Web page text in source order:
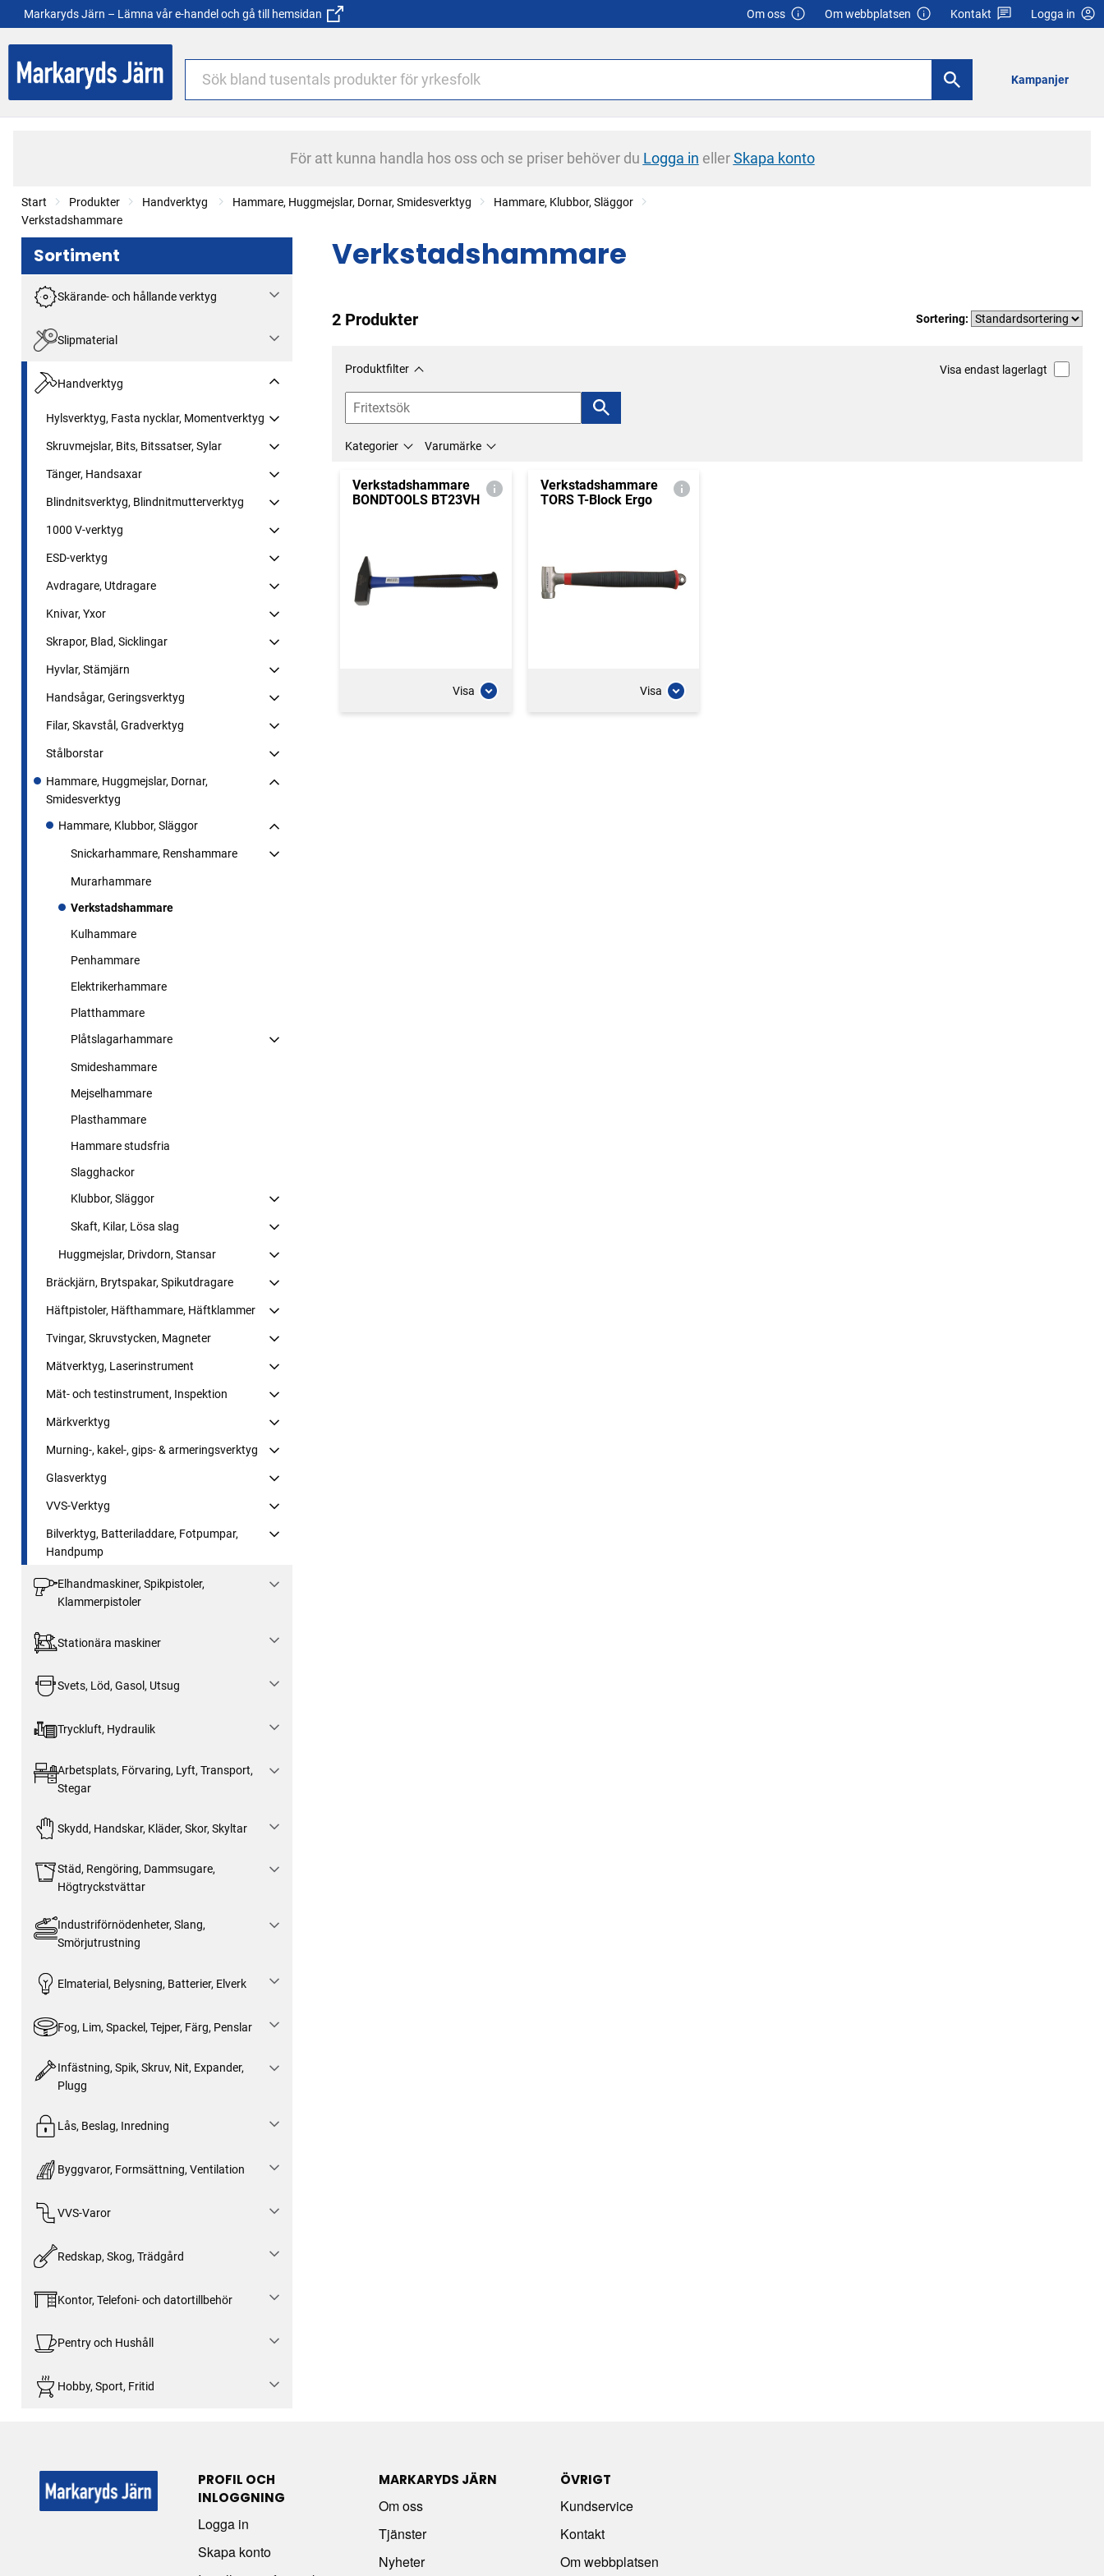
Markaryds Järn – Lämna vår e-handel och gå till hemsidan Om oss Om webbplatsen Kontakt Logga in
Kampanjer
För att kunna handla hos oss och se priser behöver du Logga in ellerSkapa konto
Start Produkter Handverktyg Hammare, Huggmejslar, Dornar, Smidesverktyg
Hammare, Klubbor, Släggor
Verkstadshammare
Sortiment
Skärande- och hållande verktyg
Slipmaterial
Handverktyg
Hylsverktyg, Fasta nycklar, Momentverktyg
Skruvmejslar, Bits, Bitssatser, Sylar
Tänger, Handsaxar
Blindnitsverktyg, Blindnitmutterverktyg
1000 V-verktyg
ESD-verktyg
Avdragare, Utdragare
Knivar, Yxor
Skrapor, Blad, Sicklingar
Hyvlar, Stämjärn
Handsågar, Geringsverktyg
Filar, Skavstål, Gradverktyg
Stålborstar
Hammare, Huggmejslar, Dornar,
Smidesverktyg
Hammare, Klubbor, Släggor
Snickarhammare, Renshammare
Murarhammare
Verkstadshammare
Kulhammare
Penhammare
Elektrikerhammare
Platthammare
Plåtslagarhammare
Smideshammare
Mejselhammare
Plasthammare
Hammare studsfria
Slagghackor
Klubbor, Släggor
Skaft, Kilar, Lösa slag
Huggmejslar, Drivdorn, Stansar
Bräckjärn, Brytspakar, Spikutdragare
Häftpistoler, Häfthammare, Häftklammer
Tvingar, Skruvstycken, Magneter
Mätverktyg, Laserinstrument
Mät- och testinstrument, Inspektion
Märkverktyg
Murning-, kakel-, gips- & armeringsverktyg
Glasverktyg
VVS-Verktyg
Bilverktyg, Batteriladdare, Fotpumpar,
Handpump
Elhandmaskiner, Spikpistoler,
Klammerpistoler
Stationära maskiner
Svets, Löd, Gasol, Utsug
Tryckluft, Hydraulik
Arbetsplats, Förvaring, Lyft, Transport,
Stegar
Skydd, Handskar, Kläder, Skor, Skyltar
Städ, Rengöring, Dammsugare,
Högtryckstvättar
Industriförnödenheter, Slang,
Smörjutrustning
Elmaterial, Belysning, Batterier, Elverk
Fog, Lim, Spackel, Tejper, Färg, Penslar
Infästning, Spik, Skruv, Nit, Expander,
Plugg
Lås, Beslag, Inredning
Byggvaror, Formsättning, Ventilation
VVS-Varor
Redskap, Skog, Trädgård
Kontor, Telefoni- och datortillbehör
Pentry och Hushåll
Hobby, Sport, Fritid
Verkstadshammare
2 Produkter Sortering:
Produktfilter Visa endast lagerlagt
Kategorier Varumärke
Verkstadshammare
BONDTOOLS BT23VH
Visa
Verkstadshammare
TORS T-Block Ergo
Visa
PROFIL OCH
INLOGGNING
Logga in
Skapa konto
MARKARYDS JÄRN
Om oss
Tjänster
Nyheter
ÖVRIGT
Kundservice
Kontakt
Om webbplatsen